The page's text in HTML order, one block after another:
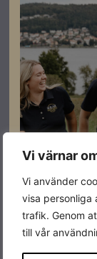
Vi värnar
Vi använder
visa personliga
trafik. Genom
till vår
har två
möjlig 150 %
vilket ger dig
3-20K-LT-G2
på 32A per
för alla
Effekt
Färg